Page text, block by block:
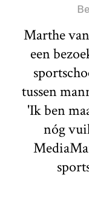
Marthe
een
tussen
'Ik ben
nóg